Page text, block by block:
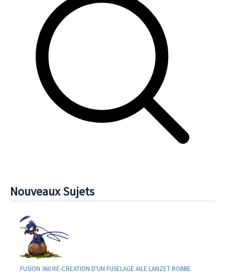
Nouveaux Sujets
FUSION 360 RE-CREATION D'UN FUSELAGE AILE LANZET ROBBE